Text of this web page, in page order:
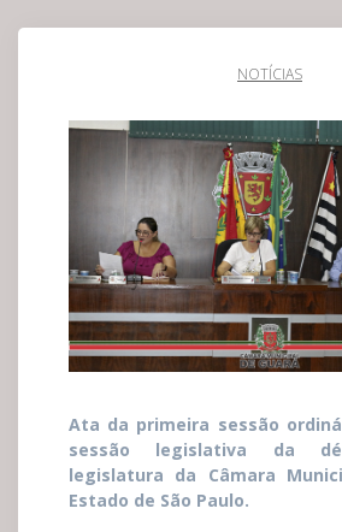
NOTÍCIAS
Ata da primeira sessão
sessão legislativa da
legislatura da Câmara
Estado de São Paulo.